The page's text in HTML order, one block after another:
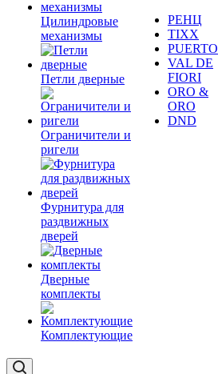
Цилиндровые
механизмы
Петли дверные
Ограничители и
ригели
Фурнитура для
раздвижных
дверей
Дверные
комплекты
Комплектующие
РЕНЦ
TIXX
PUERTO
VAL DE
FIORI
ORO &
ORO
DND